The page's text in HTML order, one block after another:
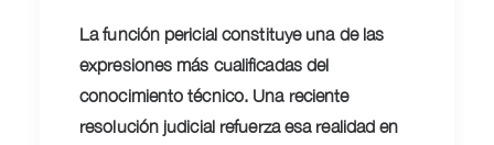
La función pericial constituye una de las
expresiones más cualificadas del
conocimiento técnico. Una reciente
resolución judicial refuerza esa realidad en